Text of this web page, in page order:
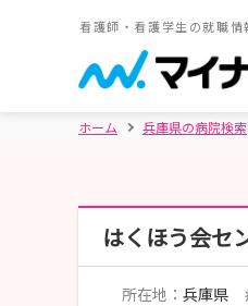
看護師・看護学生の就職情
ホーム 兵庫県の病院検索
はくほう会セ
所在地： 兵庫県